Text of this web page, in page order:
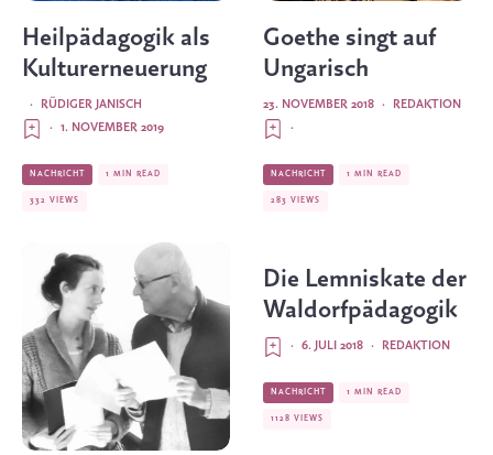
Heilpädagogik als
Kulturerneuerung
RÜDIGER JANISCH
·
1. NOVEMBER 2019
·
NACHRICHT 1 MIN READ
332 VIEWS
Goethe singt auf
Ungarisch
REDAKTION
·
23. NOVEMBER 2018
·
NACHRICHT 1 MIN READ
283 VIEWS
Die Lemniskate der
Waldorfpädagogik
REDAKTION
·
6. JULI 2018
·
NACHRICHT 1 MIN READ
1128 VIEWS